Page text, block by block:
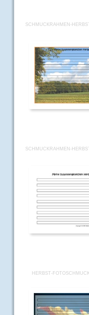
SCHMUCKRAHMEN-
SCHMUCKRAHMEN-
HERBST-